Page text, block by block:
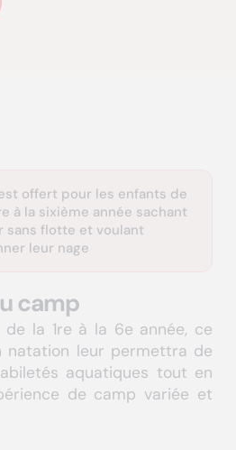
offert pour les enfants de
à la sixième année sachant
sans flotte et voulant
leur nage
camp
de la 1re à la 6e année, ce
natation leur permettra de
aquatiques tout en
de camp variée et